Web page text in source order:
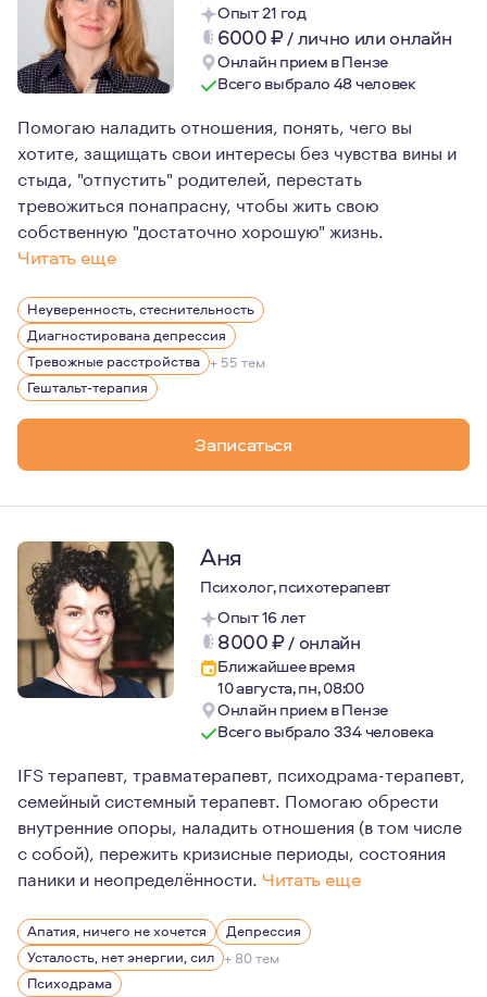
Опыт 21 год
6000₽/лично или онлайн
Онлайн прием в Пензе
Всего выбрало 48 человек
Помогаю наладить отношения, понять, чего вы
хотите, защищать свои интересы без чувства вины и
стыда, "отпустить" родителей, перестать
тревожиться понапрасну, чтобы жить свою
собственную "достаточно хорошую" жизнь.
Читать еще
Работаю в длительном формате и провожу разовые
Неуверенность, стеснительность
Диагностирована депрессия
Тревожные расстройства + 55 тем
Гештальт-терапия
Записаться
Аня
Психолог, психотерапевт
Опыт 16 лет
8000₽/ онлайн
Ближайшее время
10 августа, пн, 08:00
Онлайн прием в Пензе
Всего выбрало 334 человека
IFS терапевт, травматерапевт, психодрама-терапевт,
семейный системный терапевт. Помогаю обрести
внутренние опоры, наладить отношения (в том числе
с собой), пережить кризисные периоды, состояния
паники и неопределённости. Читать еще
Я хорошо обучена этике, опираюсь на нее в
Прохожу личную психотерапию регулярно с 2018г. До
Это даёт мне возможность быть устойчивой с
Апатия, ничего не хочется
Депрессия
Усталость, нет энергии, сил + 80 тем
Психодрама